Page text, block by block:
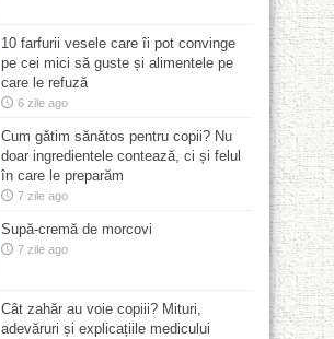
10 farfurii vesele care îi pot convinge
pe cei mici să guste și alimentele pe
care le refuză
6 zile ago
Cum gătim sănătos pentru copii? Nu
doar ingredientele contează, ci și felul
în care le preparăm
7 zile ago
Supă-cremă de morcovi
7 zile ago
Cât zahăr au voie copiii? Mituri,
adevăruri și explicațiile medicului